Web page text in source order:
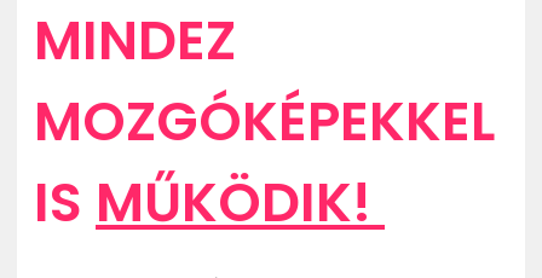
MINDEZ
MOZGÓKÉPEKKEL
IS MŰKÖDIK!